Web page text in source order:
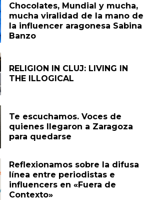
Chocolates, Mundial y mucha,
mucha viralidad de la mano de
la influencer aragonesa Sabina
Banzo
RELIGION IN CLUJ: LIVING IN
THE ILLOGICAL
Te escuchamos. Voces de
quienes llegaron a Zaragoza
para quedarse
Reflexionamos sobre la difusa
línea entre periodistas e
influencers en «Fuera de
Contexto»